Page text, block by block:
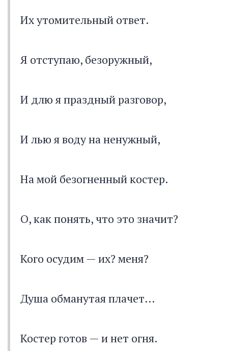
Их утомительный ответ.
Я отступаю, безоружный,
И длю я праздный разговор,
И лью я воду на ненужный,
На мой безогненный костер.
О, как понять, что это значит?
Кого осудим — их? меня?
Душа обманутая плачет…
Костер готов — и нет огня.